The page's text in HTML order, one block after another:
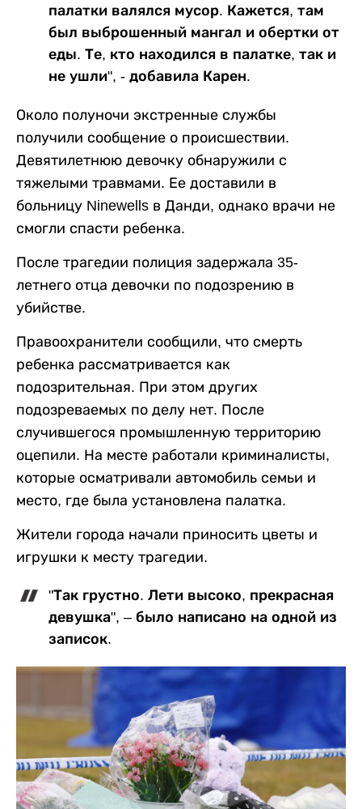
палатки валялся мусор. Кажется, там
был выброшенный мангал и обертки от
еды. Те, кто находился в палатке, так и
не ушли", - добавила Карен.
Около полуночи экстренные службы
получили сообщение о происшествии.
Девятилетнюю девочку обнаружили с
тяжелыми травмами. Ее доставили в
больницу Ninewells в Данди, однако врачи не
смогли спасти ребенка.
После трагедии полиция задержала 35-
летнего отца девочки по подозрению в
убийстве.
Правоохранители сообщили, что смерть
ребенка рассматривается как
подозрительная. При этом других
подозреваемых по делу нет. После
случившегося промышленную территорию
оцепили. На месте работали криминалисты,
которые осматривали автомобиль семьи и
место, где была установлена палатка.
Жители города начали приносить цветы и
игрушки к месту трагедии.
"Так грустно. Лети высоко, прекрасная
девушка", – было написано на одной из
записок.